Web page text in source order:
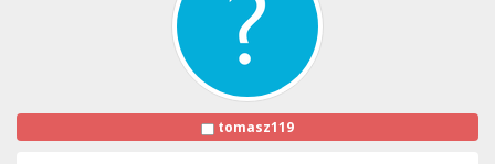
tomasz119